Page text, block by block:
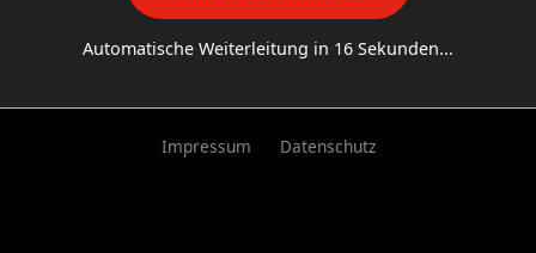
Automatische Weiterleitung in 16 Sekunden...
Impressum Datenschutz